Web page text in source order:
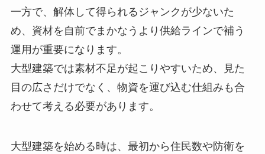
一方で、解体して得られるジャンクが少ないた
め、資材を自前でまかなうより供給ラインで補う
運用が重要になります。
大型建築では素材不足が起こりやすいため、見た
目の広さだけでなく、物資を運び込む仕組みも合
わせて考える必要があります。
大型建築を始める時は、最初から住民数や防衛を